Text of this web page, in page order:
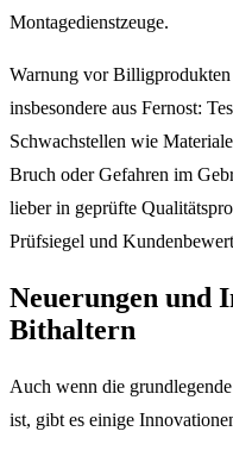
Montagedienstzeuge.
Warnung vor
insbesondere aus Fernost:
Schwachstellen wie
Bruch oder Gefahren im
lieber in geprüfte
Prüfsiegel und
Neuerungen und
Bithaltern
Auch wenn die
ist, gibt es einige